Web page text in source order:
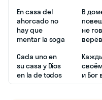
En casa del
ahorcado no
hay que
mentar la soga
В
не
Cada uno en
su casa y Dios
en la de todos
и Бог